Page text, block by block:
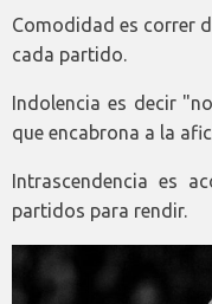
Comodidad es correr
cada partido.
Indolencia es decir
que encabrona a la
Intrascendencia es
partidos para rendir.